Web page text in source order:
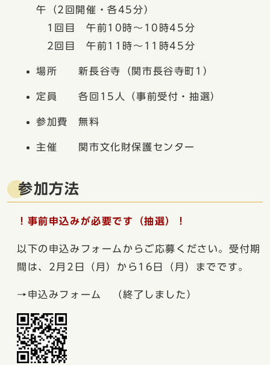
午（2回開催・各45分）
1回目 午前10時〜10時45分
2回目 午前11時〜11時45分
場所 新長谷寺（関市長谷寺町1）
定員 各回15人（事前受付・抽選）
参加費 無料
主催 関市文化財保護センター
参加方法
！事前申込みが必要です（抽選）！
以下の申込みフォームからご応募ください。受付期
間は、2月2日（月）から16日（月）までです。
→申込みフォーム （終了しました）